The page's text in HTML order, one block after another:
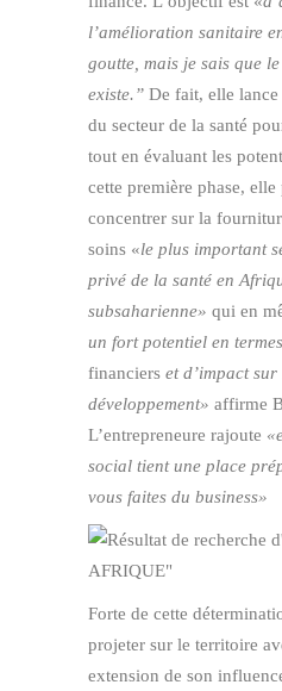
l’amélioration sanitaire
goutte, mais je sais que
existe.” De fait, elle lance
du secteur de la santé
tout en évaluant les
cette première phase,
concentrer sur la
soins «le plus important
privé de la santé en
subsaharienne» qui en
un fort potentiel en
financiers et d’impact sur
développement» affirme
L’entrepreneure rajoute
social tient une place
vous faites du business»
Forte de cette
projeter sur le territoire
extension de son